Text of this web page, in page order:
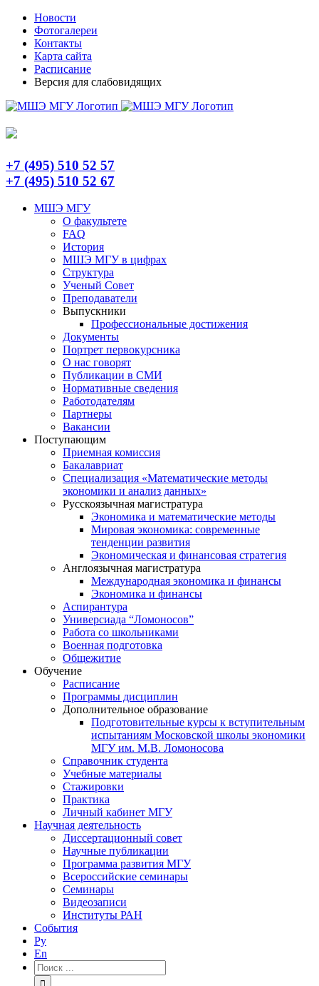
Skip
content
TelegramНовости
Фотогалереи
Контакты
Карта сайта
Расписание
Версия для слабовидящих
+7 (495) 510 52 57
+7 (495) 510 52 67
МШЭ МГУ
О факультете
FAQ
История
МШЭ МГУ в цифрах
Структура
Ученый Совет
Преподаватели
Выпускники
Профессиональные достижения
Документы
Портрет первокурсника
О нас говорят
Публикации в СМИ
Нормативные сведения
Работодателям
Партнеры
Вакансии
Поступающим
Приемная комиссия
Бакалавриат
Специализация «Математические методы
экономики и анализ данных»
Русскоязычная магистратура
Экономика и математические методы
Мировая экономика: современные
тенденции развития
Экономическая и финансовая стратегия
Англоязычная магистратура
Международная экономика и финансы
Экономика и финансы
Аспирантура
Универсиада “Ломоносов”
Работа со школьниками
Военная подготовка
Общежитие
Обучение
Расписание
Программы дисциплин
Дополнительное образование
Подготовительные курсы к вступительным
испытаниям Московской школы экономики
МГУ им. М.В. Ломоносова
Справочник студента
Учебные материалы
Стажировки
Практика
Личный кабинет МГУ
Научная деятельность
Диссертационный совет
Научные публикации
Программа развития МГУ
Всероссийские семинары
Семинары
Видеозаписи
Институты РАН
События
Ру
En
Результат
поиска: